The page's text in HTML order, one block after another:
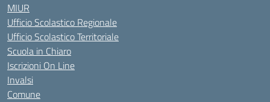
MIUR
Ufficio Scolastico Regionale
Ufficio Scolastico Territoriale
Scuola in Chiaro
Iscrizioni On Line
Invalsi
Comune